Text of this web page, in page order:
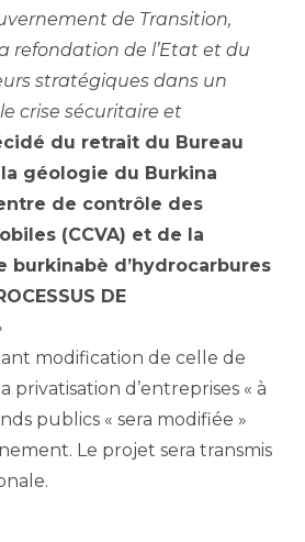
de Transition,
refondation de l’Etat et du
stratégiques dans un
crise sécuritaire et
du retrait du Bureau
géologie du Burkina
de contrôle des
(CCVA) et de la
burkinabè d’hydrocarbures
DE
modification de celle de
privatisation d’entreprises « à
publics « sera modifiée »
Le projet sera transmis